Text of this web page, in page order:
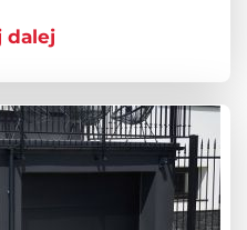
dalej